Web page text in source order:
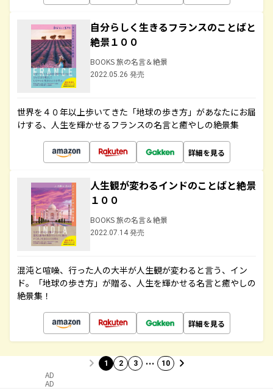
自分らしく生きるフランスのことばと
絶景１００
BOOKS 旅の名言＆絶景
2022.05.26 発売
世界を４０年以上歩いてきた「地球の歩き方」があなたにお届
けする、人生を輝かせるフランスの名言と癒やしの絶景集
詳細を見る
人生観が変わるインドのことばと絶景
１００
BOOKS 旅の名言＆絶景
2022.07.14 発売
混沌と喧噪、行った人の大半が人生観が変わると言う、イン
ド。「地球の歩き方」が贈る、人生を輝かせる名言と癒やしの
絶景集！
詳細を見る
1 2 3 … 10
AD
AD